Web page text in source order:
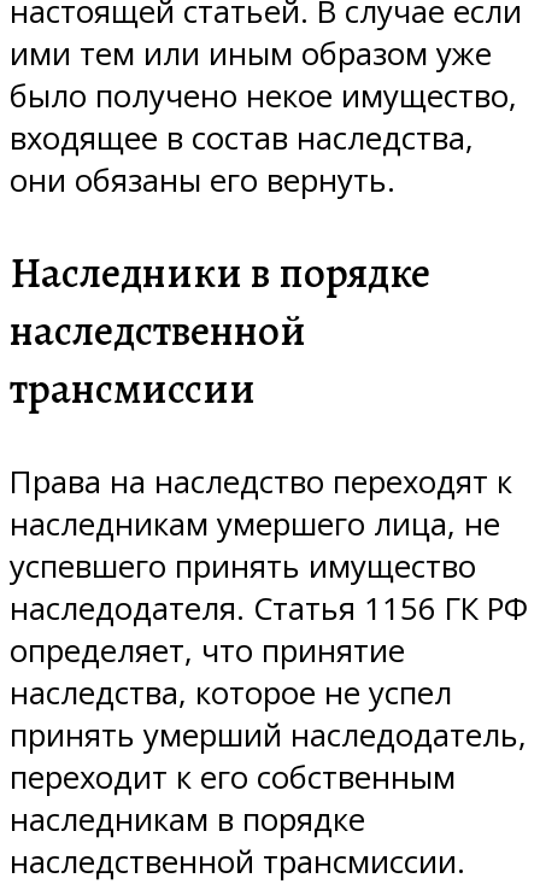
настоящей статьей. В случае если
ими тем или иным образом уже
было получено некое имущество,
входящее в состав наследства,
они обязаны его вернуть.
Наследники в порядке
наследственной
трансмиссии
Права на наследство переходят к
наследникам умершего лица, не
успевшего принять имущество
наследодателя. Статья 1156 ГК РФ
определяет, что принятие
наследства, которое не успел
принять умерший наследодатель,
переходит к его собственным
наследникам в порядке
наследственной трансмиссии.